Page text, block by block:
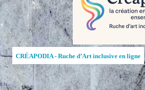
CRÉAPODIA - Ruche d’Art inclusive en ligne